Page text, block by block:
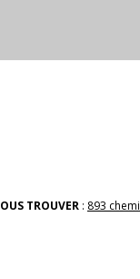
TROUVER : 893